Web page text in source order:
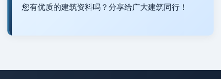
您有优质的建筑资料吗？分享给广大建筑同行！